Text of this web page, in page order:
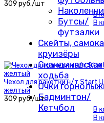
Бутсы/
футзалки
Скейты,
круизёры
Скандинавская
ходьба
Очки
Бадминтон/
Кетчбол
309 руб./шт
В
В
Чехол для ракетки н/т Start
желтый
309 руб./шт
В
В